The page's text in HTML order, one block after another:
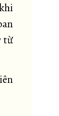
từ